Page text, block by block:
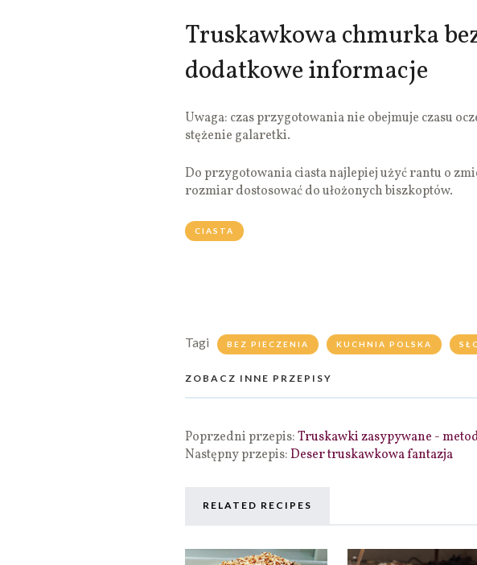
Truskawkowa chmurka
dodatkowe informacje
Uwaga: czas przygotowania nie obejmuje czasu
stężenie galaretki.
Do przygotowania ciasta najlepiej użyć rantu o
rozmiar dostosować do ułożonych biszkoptów.
CIASTA
Tagi BEZ PIECZENIA KUCHNIA POLSKA
ZOBACZ INNE PRZEPISY
Poprzedni przepis:Truskawki zasypywane -
Następny przepis:Deser truskawkowa fantazja
RELATED RECIPES